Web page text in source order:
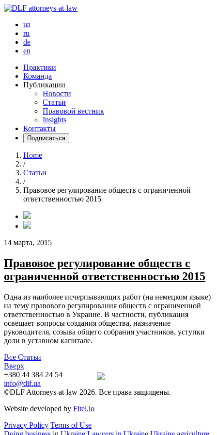
ua
ru
de
en
Практики
Команда
Публикации
Новости
Статьи
Правовой вестник
Insights
Контакты
Подписаться
Home
/
Статьи
/
Правовое регулирование обществ с ограниченной
ответственностью 2015
14 марта, 2015
Правовое регулирование обществ с
ограниченной ответственностью 2015
Одна из наиболее исчерпывающих работ (на немецком языке)
на тему правового регулирования обществ с ограниченной
ответственностью в Украине. В частности, публикация
освещает вопросы создания общества, назначение
руководителя, созыва общего собрания участников, уступки
доли в уставном капитале.
Все Статьи
Вверх
+380 44 384 24 54
info@dlf.ua
©DLF Attorneys-at-law 2026. Все права защищены.
Website developed by Fitel.io
Privacy Policy Terms of Use